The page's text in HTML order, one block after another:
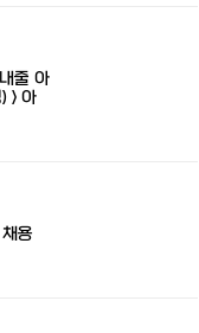
줄 아
> 아
용